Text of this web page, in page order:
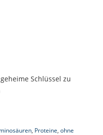
Schlüssel zu
, Proteine, ohne